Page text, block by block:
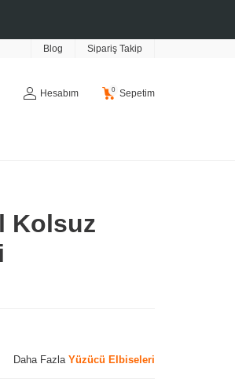
Blog Sipariş Takip
Hesabım 0 Sepetim
Kolsuz
Daha Fazla Yüzücü Elbiseleri